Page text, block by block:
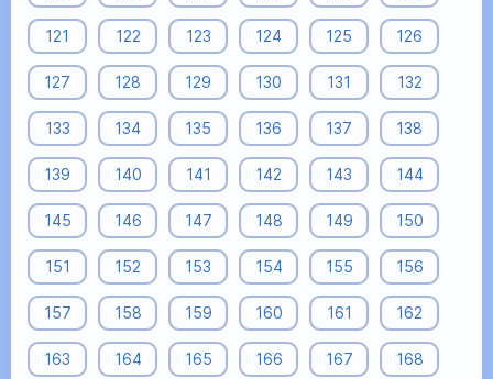
121 122 123 124 125 126
127 128 129 130 131 132
133 134 135 136 137 138
139 140 141 142 143 144
145 146 147 148 149 150
151 152 153 154 155 156
157 158 159 160 161 162
163 164 165 166 167 168